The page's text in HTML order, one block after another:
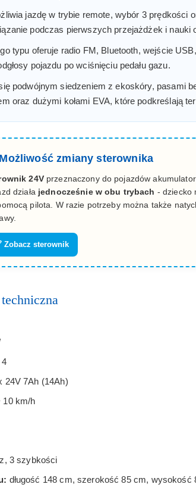
jazdę w trybie remote, wybór 3
podczas pierwszych przejażdżek i nauki
typu oferuje radio FM, Bluetooth, wejście
pojazdu po wciśnięciu pedału gazu.
podwójnym siedzeniem z ekoskóry, pasami
oraz dużymi kołami EVA, które podkreślają
zmiany sterownika
24Vprzeznaczony do pojazdów
działa jednocześnie w obu trybach - dziecko
pilota. W razie potrzeby można także
Zobacz sterownik
4
24V 7Ah (14Ah)
10 km/h
3 szybkości
długość 148 cm, szerokość 85 cm, wysokość